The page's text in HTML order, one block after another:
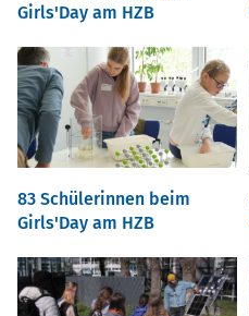
Girls'Day am HZB
83 Schülerinnen beim
Girls'Day am HZB